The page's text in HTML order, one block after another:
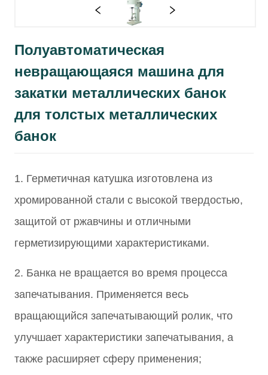
Полуавтоматическая
невращающаяся машина для
закатки металлических банок
для толстых металлических
банок